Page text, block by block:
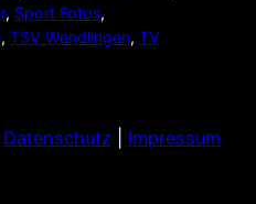
, Sport Fotos
, TSV Wendlingen, TV
Datenschutz Impressum